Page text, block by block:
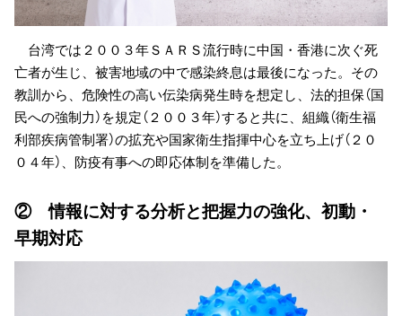
台湾では２００３年ＳＡＲＳ流行時に中国・香港に次ぐ死
亡者が生じ、被害地域の中で感染終息は最後になった。その
教訓から、危険性の高い伝染病発生時を想定し、法的担保（国
民への強制力）を規定（２００３年）すると共に、組織（衛生福
利部疾病管制署）の拡充や国家衛生指揮中心を立ち上げ（２０
０４年）、防疫有事への即応体制を準備した。
② 情報に対する分析と把握力の強化、初動・
早期対応